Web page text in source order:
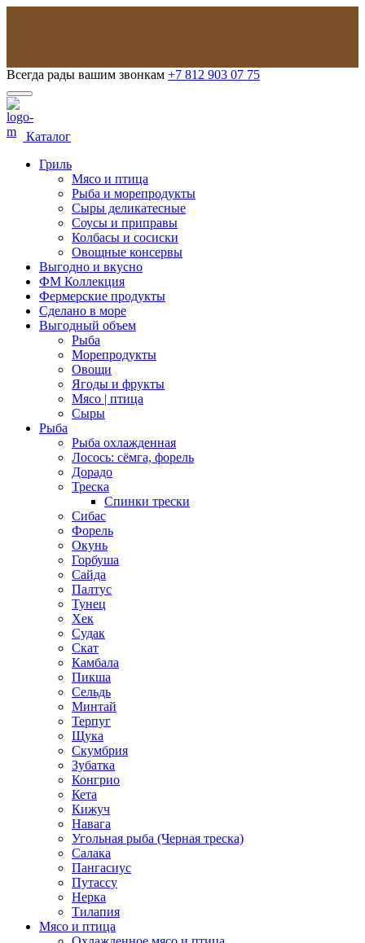
Всегда рады вашим звонкам +7 812 903 07 75
Каталог
Гриль
Мясо и птица
Рыба и морепродукты
Сыры деликатесные
Соусы и приправы
Колбасы и сосиски
Овощные консервы
Выгодно и вкусно
ФМ Коллекция
Фермерские продукты
Сделано в море
Выгодный объем
Рыба
Морепродукты
Овощи
Ягоды и фрукты
Мясо | птица
Сыры
Рыба
Рыба охлажденная
Лосось: сёмга, форель
Дорадо
Треска
Спинки трески
Сибас
Форель
Окунь
Горбуша
Сайда
Палтус
Тунец
Хек
Судак
Скат
Камбала
Пикша
Сельдь
Минтай
Терпуг
Щука
Скумбрия
Зубатка
Конгрио
Кета
Кижуч
Навага
Угольная рыба (Черная треска)
Салака
Пангасиус
Путассу
Нерка
Тилапия
Мясо и птица